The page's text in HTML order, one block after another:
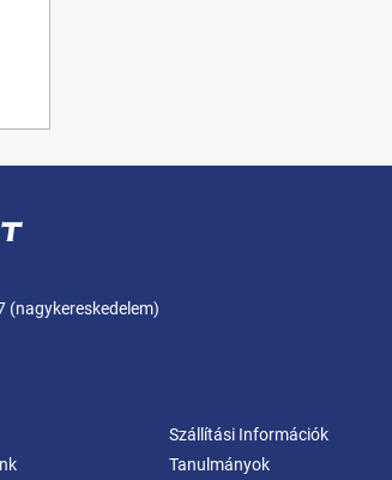
(nagykereskedelem)
Szállítási Információk
Tanulmányok